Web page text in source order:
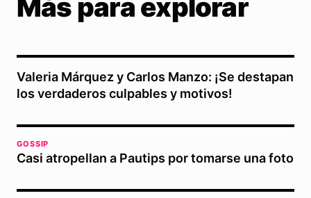
Más para explorar
Valeria Márquez y Carlos Manzo: ¡Se destapan
los verdaderos culpables y motivos!
GOSSIP
Casi atropellan a Pautips por tomarse una foto